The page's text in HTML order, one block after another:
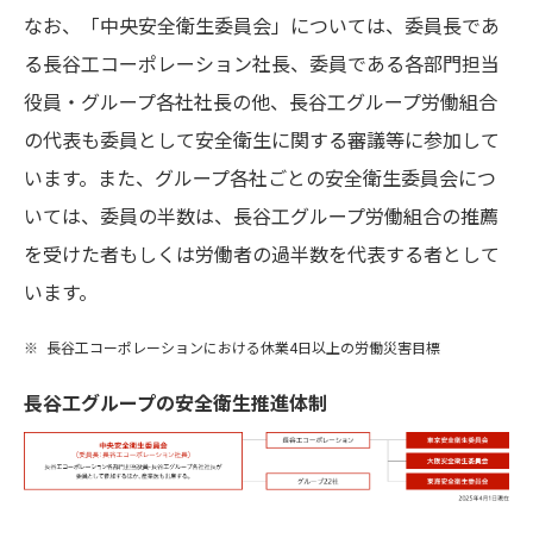
なお、「中央安全衛生委員会」については、委員長であ
る長谷工コーポレーション社長、委員である各部門担当
役員・グループ各社社長の他、長谷工グループ労働組合
の代表も委員として安全衛生に関する審議等に参加して
います。また、グループ各社ごとの安全衛生委員会につ
いては、委員の半数は、長谷工グループ労働組合の推薦
を受けた者もしくは労働者の過半数を代表する者として
います。
長谷工コーポレーションにおける休業4日以上の労働災害目標
長谷工グループの安全衛生推進体制